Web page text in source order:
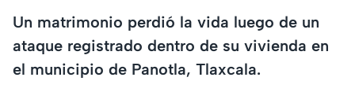
Un matrimonio perdió la vida luego de un
ataque registrado dentro de su vivienda en
el municipio de Panotla, Tlaxcala.